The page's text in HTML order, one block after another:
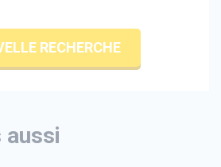
RECHERCHE
aussi